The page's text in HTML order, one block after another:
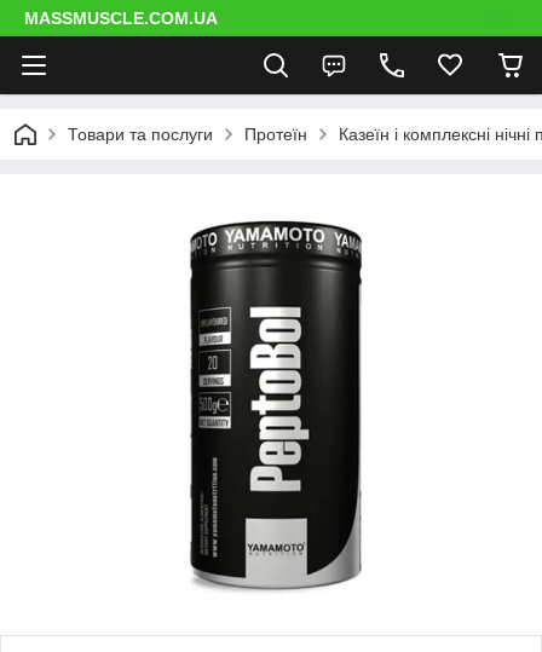
MASSMUSCLE.COM.UA
Товари та послуги Протеїн Казеїн і комплексні нічні